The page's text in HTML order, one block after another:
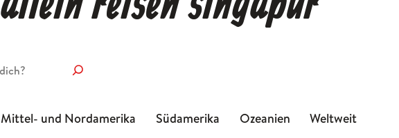
Mittel- und Nordamerika Südamerika Ozeanien Weltweit